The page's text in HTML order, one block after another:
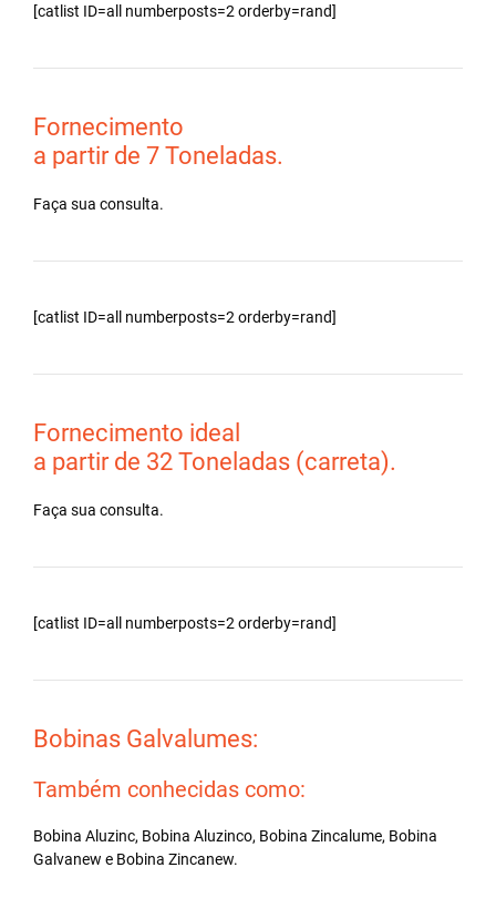
[catlist ID=all numberposts=2 orderby=rand]
Fornecimento
a partir de 7 Toneladas.
Faça sua consulta.
[catlist ID=all numberposts=2 orderby=rand]
Fornecimento ideal
a partir de 32 Toneladas (carreta).
Faça sua consulta.
[catlist ID=all numberposts=2 orderby=rand]
Bobinas Galvalumes:
Também conhecidas como:
Bobina Aluzinc, Bobina Aluzinco, Bobina Zincalume, Bobina
Galvanew e Bobina Zincanew.